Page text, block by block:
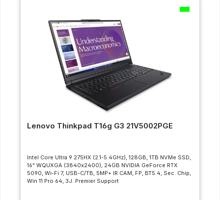
Lenovo Thinkpad T16g G3 21V5002PGE
Intel Core Ultra 9 275HX (2.1-5.4GHz), 128GB, 1TB NVMe SSD,
16" WQUXGA (3840x2400), 24GB NVIDIA GeForce RTX
5090, Wi-Fi 7, USB-C/TB, 5MP+ IR CAM, FP, BT5.4, Sec. Chip,
Win 11 Pro 64, 3J. Premier Support